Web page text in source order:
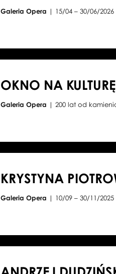
Galeria Opera | 15/04 – 30/06/2026
OKNO NA KULTURĘ
Galeria Opera | 200 lat od
KRYSTYNA
Galeria Opera | 10/09 – 30/11/2025